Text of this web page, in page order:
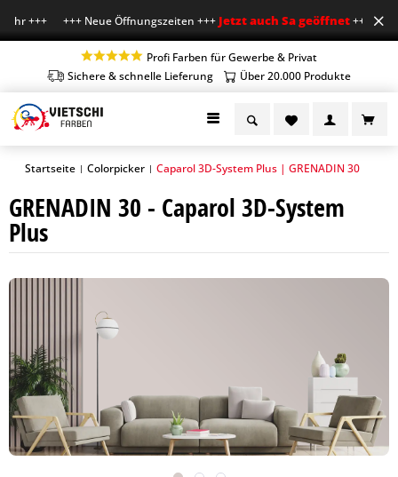
+++ +++ Neue Öffnungszeiten +++Jetzt auch Sa geöffnet+++ Mo-Fr
Profi Farben für Gewerbe & Privat
Sichere & schnelle Lieferung
Über 20.000 Produkte
Startseite | Colorpicker | Caparol 3D-System Plus | GRENADIN 30
GRENADIN 30 - Caparol 3D-System
Plus